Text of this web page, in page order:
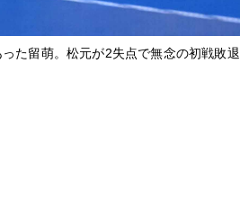
た留萌。松元が2失点で無念の初戦敗退